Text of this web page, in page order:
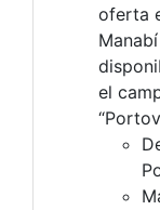
oferta
el